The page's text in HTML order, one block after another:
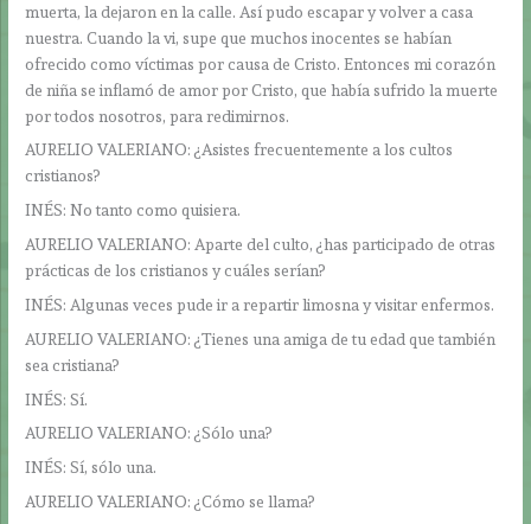
muerta, la dejaron en la calle. Así pudo escapar y volver a casa
nuestra. Cuando la vi, supe que muchos inocentes se habían
ofrecido como víctimas por causa de Cristo. Entonces mi corazón
de niña se inflamó de amor por Cristo, que había sufrido la muerte
por todos nosotros, para redimirnos.
AURELIO VALERIANO: ¿Asistes frecuentemente a los cultos
cristianos?
INÉS: No tanto como quisiera.
AURELIO VALERIANO: Aparte del culto, ¿has participado de otras
prácticas de los cristianos y cuáles serían?
INÉS: Algunas veces pude ir a repartir limosna y visitar enfermos.
AURELIO VALERIANO: ¿Tienes una amiga de tu edad que también
sea cristiana?
INÉS: Sí.
AURELIO VALERIANO: ¿Sólo una?
INÉS: Sí, sólo una.
AURELIO VALERIANO: ¿Cómo se llama?